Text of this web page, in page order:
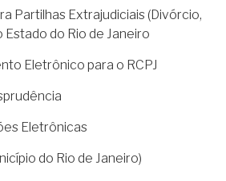
Partilhas Extrajudiciais (Divórcio,
Estado do Rio de Janeiro
Eletrônico para o RCPJ
Eletrônicas
do Rio de Janeiro)